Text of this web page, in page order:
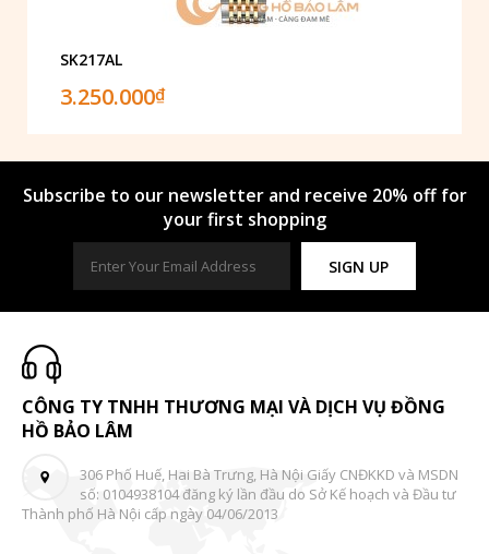
SK217AL
3.250.000₫
Subscribe to our newsletter and receive 20% off for
your first shopping
SIGN UP
CÔNG TY TNHH THƯƠNG MẠI VÀ DỊCH VỤ ĐỒNG
HỒ BẢO LÂM
306 Phố Huế, Hai Bà Trưng, Hà Nội Giấy CNĐKKD và MSDN
số: 0104938104 đăng ký lần đầu do Sở Kế hoạch và Đầu tư
Thành phố Hà Nội cấp ngày 04/06/2013